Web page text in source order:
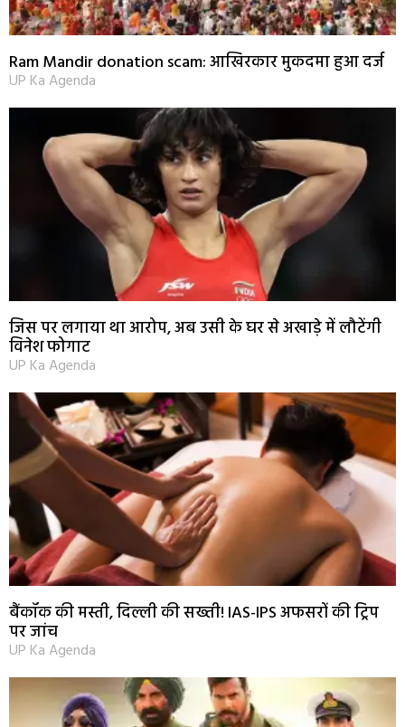
Ram Mandir donation scam: आखिरकार मुकदमा हुआ दर्ज
UP Ka Agenda
जिस पर लगाया था आरोप, अब उसी के घर से अखाड़े में लौटेंगी
विनेश फोगाट
UP Ka Agenda
बैंकॉक की मस्ती, दिल्ली की सख्ती! IAS-IPS अफसरों की ट्रिप
पर जांच
UP Ka Agenda